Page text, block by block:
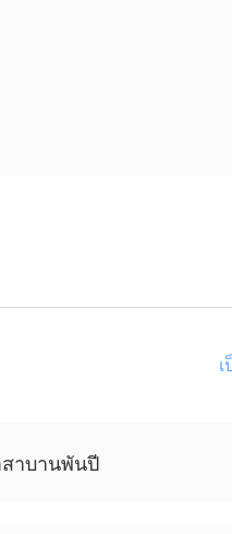
ขียน ไม่เป็น
าบานพันปี